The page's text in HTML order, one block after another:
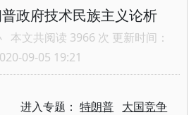
政府技术民族主义论析
本文共阅读 3966 次 更新时间：
09-05 19:21
进入专题：特朗普 大国竞争